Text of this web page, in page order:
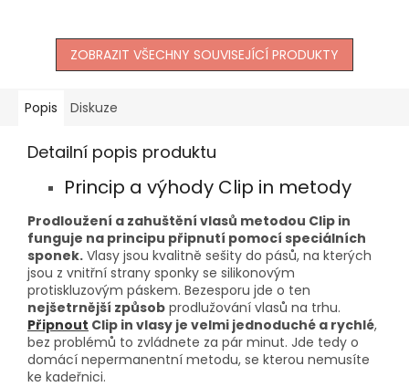
ZOBRAZIT VŠECHNY SOUVISEJÍCÍ PRODUKTY
Popis Diskuze
Detailní popis produktu
Princip a výhody Clip in metody
Prodloužení a zahuštění vlasů metodou Clip in
funguje na principu připnutí pomocí speciálních
sponek. Vlasy jsou kvalitně sešity do pásů, na kterých
jsou z vnitřní strany sponky se silikonovým
protiskluzovým páskem. Bezesporu jde o ten
nejšetrnější způsob prodlužování vlasů na trhu.
Připnout Clip in vlasy je velmi jednoduché a rychlé,
bez problémů to zvládnete za pár minut. Jde tedy o
domácí nepermanentní metodu, se kterou nemusíte
ke kadeřnici.